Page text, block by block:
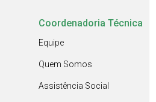
Coordenadoria Técnica
Equipe
Quem Somos
Assistência Social